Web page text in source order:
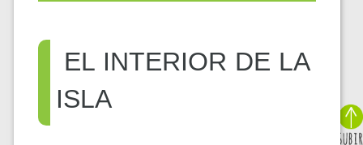
EL INTERIOR DE LA
ISLA